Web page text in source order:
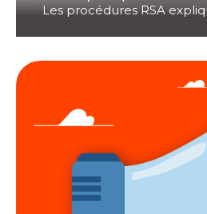
Les procédures RSA